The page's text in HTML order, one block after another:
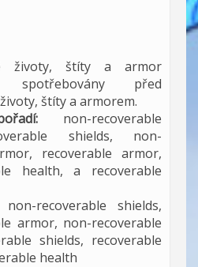
životy, štíty a armor
před
štíty a armorem.
non-recoverable
shields, non-
recoverable armor,
health, a recoverable
non-recoverable shields,
armor, non-recoverable
shields, recoverable
health